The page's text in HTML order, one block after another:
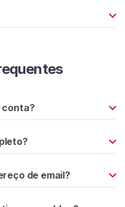
conta?
de email?